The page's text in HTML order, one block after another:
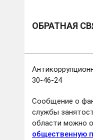
ОБРАТНАЯ
30-46-24
Сообщение о
службы
области можно
общественную